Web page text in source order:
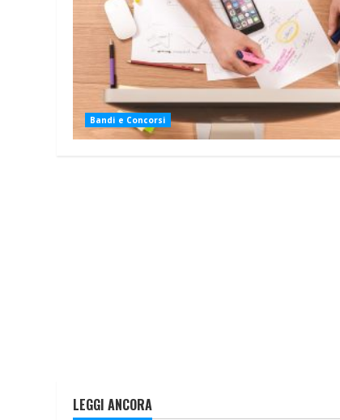
Bandi e Concorsi
LEGGI ANCORA